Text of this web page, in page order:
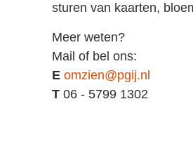
sturen van kaarten,
Meer weten?
Mail of bel ons:
E omzien@pgij.nl
T06 - 5799 1302